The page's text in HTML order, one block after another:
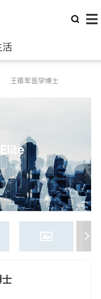
师
组织
王德军医学博士